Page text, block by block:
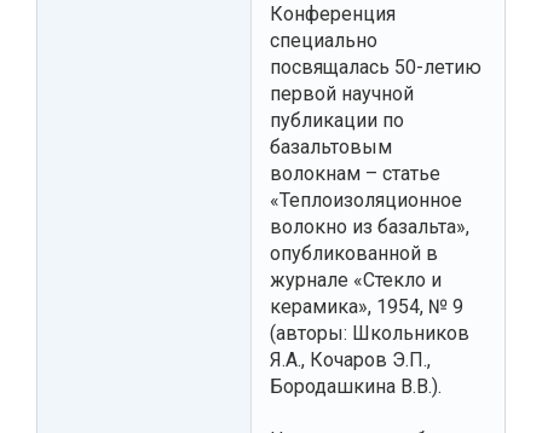
Конференция
специально
посвящалась 50-летию
первой научной
публикации по
базальтовым
волокнам – статье
«Теплоизоляционное
волокно из базальта»,
опубликованной в
журнале «Стекло и
керамика», 1954, № 9
(авторы: Школьников
Я.А., Кочаров Э.П.,
Бородашкина В.В.).